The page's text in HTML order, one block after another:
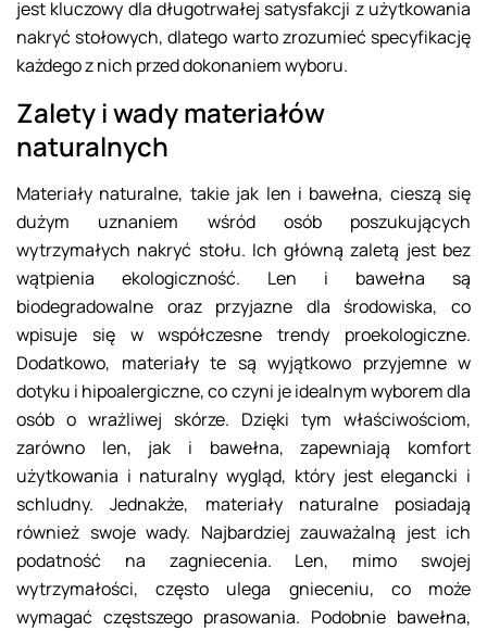
jest kluczowy dla długotrwałej satysfakcji z użytkowania
nakryć stołowych, dlatego warto zrozumieć specyfikację
każdego z nich przed dokonaniem wyboru.
Zalety i wady materiałów
naturalnych
Materiały naturalne, takie jak len i bawełna, cieszą się
dużym uznaniem wśród osób poszukujących
wytrzymałych nakryć stołu. Ich główną zaletą jest bez
wątpienia ekologiczność. Len i bawełna są
biodegradowalne oraz przyjazne dla środowiska, co
wpisuje się w współczesne trendy proekologiczne.
Dodatkowo, materiały te są wyjątkowo przyjemne w
dotyku i hipoalergiczne, co czyni je idealnym wyborem dla
osób o wrażliwej skórze. Dzięki tym właściwościom,
zarówno len, jak i bawełna, zapewniają komfort
użytkowania i naturalny wygląd, który jest elegancki i
schludny. Jednakże, materiały naturalne posiadają
również swoje wady. Najbardziej zauważalną jest ich
podatność na zagniecenia. Len, mimo swojej
wytrzymałości, często ulega gnieceniu, co może
wymagać częstszego prasowania. Podobnie bawełna,